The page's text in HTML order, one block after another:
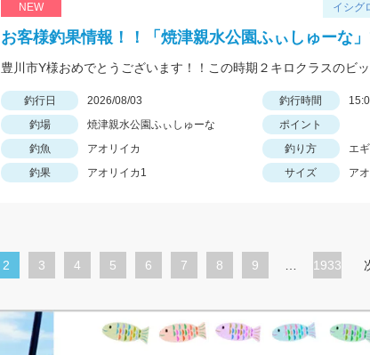
NEW イシグ
お客様釣果情報！！「焼津親水公園ふぃしゅーな
釣行日 2026/08/03 釣行時間
釣場
焼津親水公園ふぃしゅーな
ポイント
釣魚
アオリイカ 釣り方
エ
釣果
アオリイカ1 サイズ ア
カ
ン
ト
2
ペ
ジ
3
ペ
4
ペ
5
ペ
6
ペ
7
ペ
8
ペ
9 1933